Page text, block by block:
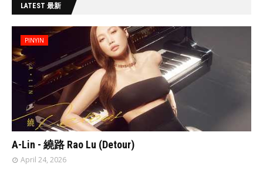
LATEST 最新
PINYIN
A-Lin - 繞路 Rao Lu (Detour)
April 24, 2026